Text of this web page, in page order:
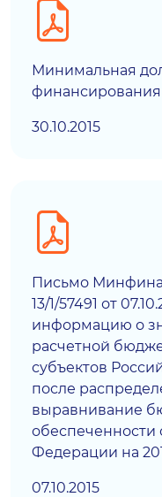
Минимальная
финансирования
30.10.2015
Письмо
13/1/57491 от
информацию о
расчетной
субъектов
после
выравнивание
обеспеченности
Федерации на
07.10.2015